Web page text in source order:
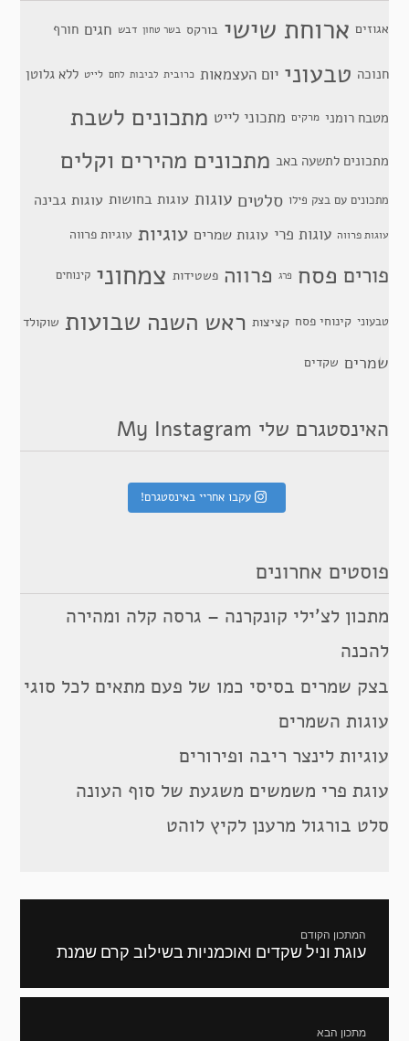
אגוזים ארוחת שישי בורקס בשר טחון דבש חגים חורף
חנוכה טבעוני יום העצמאות כרובית לביבות לחם לייט ללא גלוטן
מטבח רומני מרקים מתכוני לייט מתכונים לשבת
מתכונים לתשעה באב מתכונים מהירים וקלים
מתכונים עם בצק פילו סלטים עוגות עוגות בחושות עוגות גבינה
עוגות פרווה עוגות פרי עוגות שמרים עוגיות עוגיות פרווה
פורים פסח פרג פרווה פשטידות צמחוני קינוחים
טבעוני קינוחי פסח קציצות ראש השנה שבועות שוקולד
שמרים שקדים
האינסטגרם שלי My Instagram
עקבו אחריי באינסטגרם!
פוסטים אחרונים
מתכון לצ’ילי קונקרנה – גרסה קלה ומהירה
להכנה
בצק שמרים בסיסי כמו של פעם מתאים לכל סוגי
עוגות השמרים
עוגיות לינצר ריבה ופירורים
עוגת פרי משמשים משגעת של סוף העונה
סלט בורגול מרענן לקיץ לוהט
המתכון הקודם
מתכון
עוגת וניל שקדים ואוכמניות בשילוב קרם שמנת
מתכון הבא